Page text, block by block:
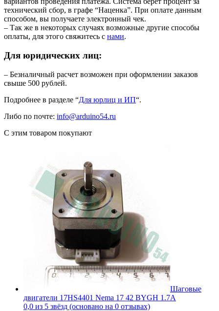
технический сбор, в графе “Наценка”. При оплате данным
способом, вы получаете электронный чек.
– Так же в некоторых случаях возможные другие способы
оплаты, для этого свяжитесь с нами.
Для юридических лиц:
– Безналичный расчет возможен при оформлении заказов
свыше 500 рублей.
Подробнее в разделе “Для юрлиц и ИП“.
Либо по почте: info@arduino54.ru
С этим товаром покупают
Шаговые
двигатели 17HS4401 Nema 17 42 BYGH 1.7A
0,0 из 5 звёзд (основано на 0 отзывах)